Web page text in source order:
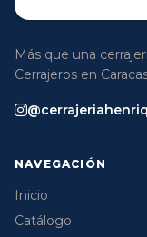
Más que una
Cerrajeros en
NAVEGACIÓN
Inicio
Catálogo